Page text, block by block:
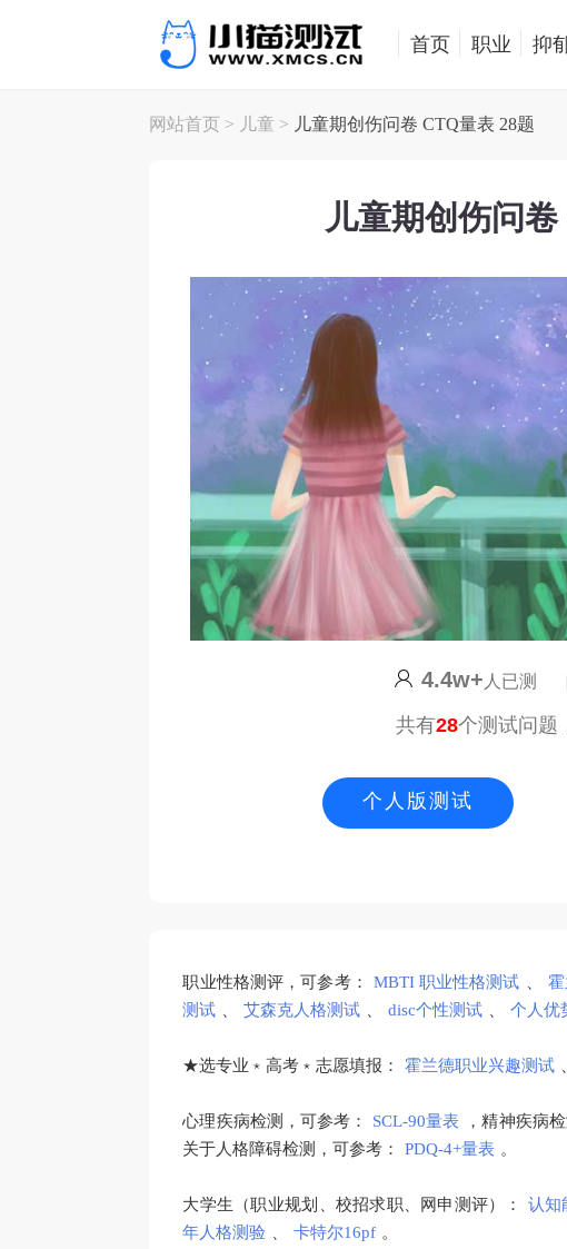
首页 职业 抑
网站首页 > 儿童 > 儿童期创伤问卷 CTQ量表 28题
儿童期创伤问
4.4w+ 人已测
共有28个测试问题
个人版测试
职业性格测评，可参考： MBTI 职业性格测试
测试
艾森克人格测试 disc个性测试 个人优
★选专业﹡高考﹡志愿填报： 霍兰德职业兴趣测试
心理疾病检测，可参考： SCL-90量表 ，精神疾病
关于人格障碍检测，可参考：
PDQ-4+量表 。
大学生（职业规划、校招求职、网申测评）： 认知
年人格测验
卡特尔16pf 。